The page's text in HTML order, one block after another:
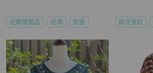
近新閒置品 台灣 免運 狀況良好